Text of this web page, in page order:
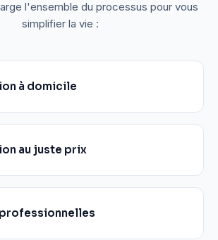
l'ensemble du processus pour vous
simplifier la vie :
à domicile
au juste prix